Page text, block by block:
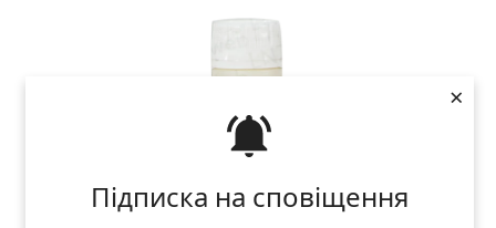
Підписка на сповіщення
×